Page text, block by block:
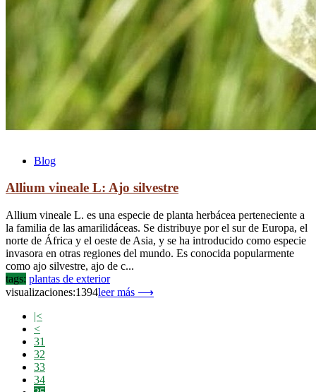
Blog
Allium vineale L: Ajo silvestre
Allium vineale L. es una especie de planta herbácea perteneciente a
la familia de las amarilidáceas. Se distribuye por el sur de Europa, el
norte de África y el oeste de Asia, y se ha introducido como especie
invasora en otras regiones del mundo. Es conocida popularmente
como ajo silvestre, ajo de c...
tags: plantas de exterior
visualizaciones:1394leer más ⟶
|<
<
31
32
33
34